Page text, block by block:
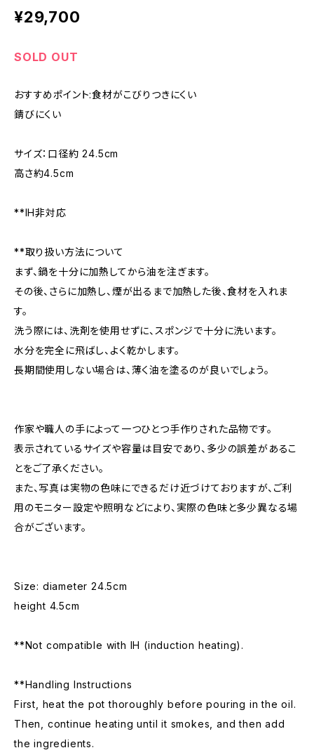
¥29,700
SOLD OUT
おすすめポイント:食材がこびりつきにくい
錆びにくい
サイズ：口径約 24.5cm
高さ約4.5cm
**IH非対応
**取り扱い方法について
まず、鍋を十分に加熱してから油を注ぎます。
その後、さらに加熱し、煙が出るまで加熱した後、食材を入れま
す。
洗う際には、洗剤を使用せずに、スポンジで十分に洗います。
水分を完全に飛ばし、よく乾かします。
長期間使用しない場合は、薄く油を塗るのが良いでしょう。
作家や職人の手によって一つひとつ手作りされた品物です。
表示されているサイズや容量は目安であり、多少の誤差があるこ
とをご了承ください。
また、写真は実物の色味にできるだけ近づけておりますが、ご利
用のモニター設定や照明などにより、実際の色味と多少異なる場
合がございます。
Size: diameter 24.5cm
height 4.5cm
**Not compatible with IH (induction heating).
**Handling Instructions
First, heat the pot thoroughly before pouring in the oil.
Then, continue heating until it smokes, and then add
the ingredients.